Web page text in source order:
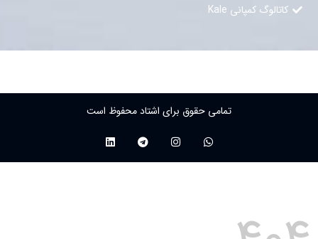
کاتالوگ کمپانی Kale
تمامی حقوق برای اشتاد محفوظ است